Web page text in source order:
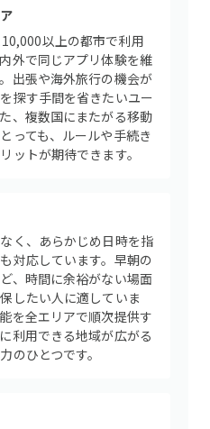
以上の都市で利用
外で同じアプリ体験を維
出張や海外旅行の機会が
探す手間を省きたいユー
、複数国にまたがる移動
っても、ルールや手続き
ットが期待できます。
く、あらかじめ日時を指
対応しています。早朝の
、時間に余裕がない場面
したい人に適していま
を全エリアで順次提供す
利用できる地域が広がる
のひとつです。